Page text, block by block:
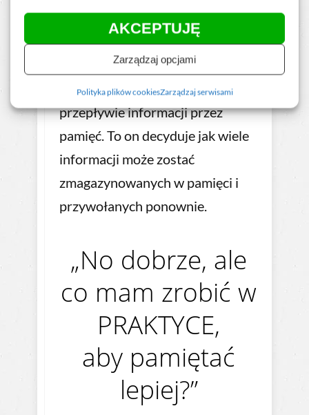
AKCEPTUJĘ
Zarządzaj opcjami
Polityka plików cookiesZarządzaj serwisami
staje się dostępna.
Ten magazyn pamięciowy jest
najważniejszym punktemw
przepływie informacji przez
pamięć. To on decyduje jak wiele
informacji może zostać
zmagazynowanych w pamięci i
przywołanych ponownie.
„No dobrze, ale
co mam zrobić w
PRAKTYCE,
aby pamiętać
lepiej?”